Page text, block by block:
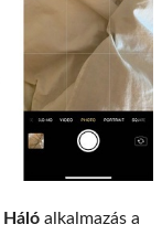
Háló alkalmazás a